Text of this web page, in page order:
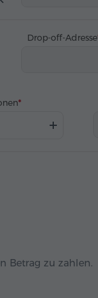
Drop-off-Adresse
Betrag zu zahlen.